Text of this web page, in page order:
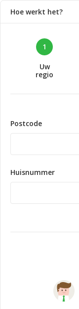
Hoe werkt het?
1
Uw
regio
Postcode
Huisnummer